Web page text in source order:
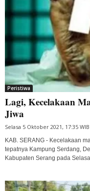
Peristiwa
Lagi, Kecelakaan
Jiwa
Selasa 5 Oktober 2021, 17:35 WIB
KAB. SERANG - Kecelakaan
tepatnya Kampung Serdang,
Kabupaten Serang pada